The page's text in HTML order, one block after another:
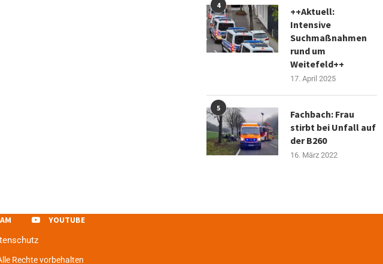
4
++Aktuell:
Intensive
Suchmaßnahmen
rund um
Weitefeld++
17. April 2025
5
Fachbach: Frau
stirbt bei Unfall auf
der B260
16. März 2022
YOUTUBE
Rechte vorbehalten